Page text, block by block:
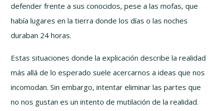
defender frente a sus conocidos, pese a las mofas, que
había lugares en la tierra donde los días o las noches
duraban 24 horas.
Estas situaciones donde la explicación describe la realidad
más allá de lo esperado suele acercarnos a ideas que nos
incomodan. Sin embargo, intentar eliminar las partes que
no nos gustan es un intento de mutilación de la realidad.